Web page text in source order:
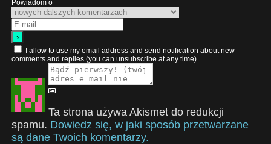
Powiadom o
I allow to use my email address and send notification about new
comments and replies (you can unsubscribe at any time).
Ta strona używa Akismet do redukcji
spamu. Dowiedz się, w jaki sposób przetwarzane
są dane Twoich komentarzy.